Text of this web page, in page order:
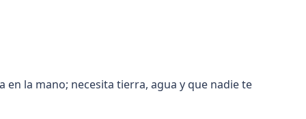
la mano; necesita tierra, agua y que nadie te